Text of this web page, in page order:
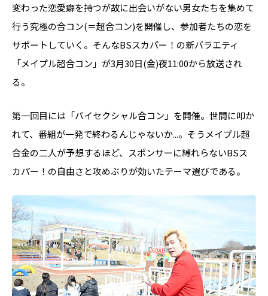
変わった恋愛癖を持つが故に出会いがない男女たちを集めて
行う究極の合コン(＝超合コン)を開催し、参加者たちの恋を
サポートしていく。そんなBSスカパー！の新バラエティ
「メイプル超合コン」が3月30日(金)夜11:00から放送され
る。
第一回目には「バイセクシャル合コン」を開催。世間に叩か
れて、番組が一発で終わるんじゃないか...。そうメイプル超
合金の二人が予想するほど、スポンサーに縛れらないBSス
カパー！の自由さと攻めぶりが効いたテーマ選びである。